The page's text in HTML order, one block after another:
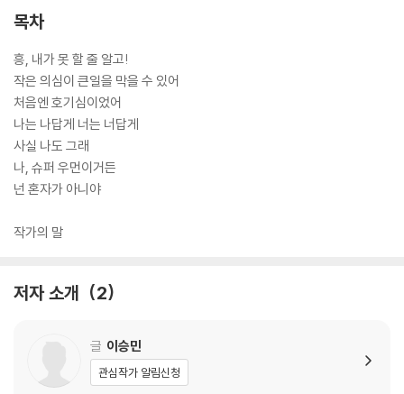
까이에 존재합니다. 디지털 서비스가 확대되고 보편화되면서 뒤처지거나
이 작품집은 초상권 침해, 디지털 사기, 온라인 도박, 사생활 감시, 디지털
소외, 디지털 성범죄, 사이버불링까지 어린이가 디지털 세상에서 마주할
수 있는 위협을 다루었습니다. 온라인상에서 겪을 수 있는 차별과 폭력과
범죄가 무엇인지, 두렵고 위험한 상황에서 어떻게 말하고 행동할 수 있을
지 보여 줌으로써 디지털 생활을 ‘나답게’ 지혜롭고 안전하게 꾸려 가는 방
법을 알려 줍니다.
목차
흥, 내가 못 할 줄 알고!
작은 의심이 큰일을 막을 수 있어
처음엔 호기심이었어
나는 나답게 너는 너답게
사실 나도 그래
나, 슈퍼 우먼이거든
넌 혼자가 아니야
작가의 말
저자 소개 2
글 이승민
관심작가 알림신청